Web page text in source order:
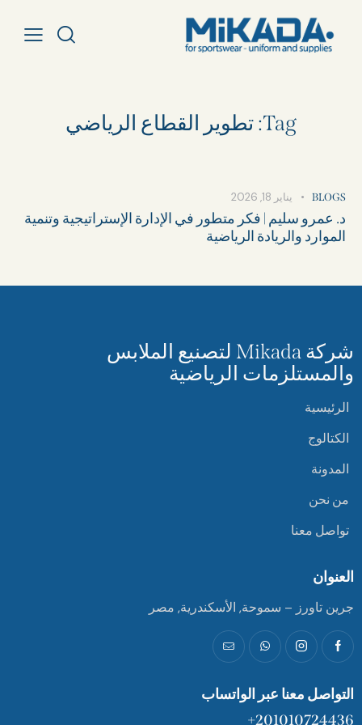
Tag: تطوير القطاع الرياضي
BLOGS يناير 18, 2026
د. عمرو سليم | فكر متطور في الإدارة الإستراتيجية وتنمية
الموارد والريادة الرياضية
شركة Mikada لتصنيع الملابس
والمستلزمات الرياضية
الرئيسية
الكتالوج
المدونة
من نحن
تواصل معنا
العنوان
جرين تاورز – سموحة, الأسكندرية, مصر
التواصل معنا عبر الواتساب
201010724436+